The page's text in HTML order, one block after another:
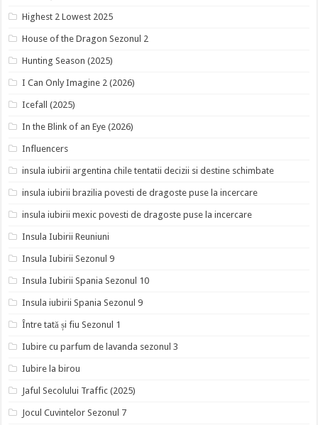
Highest 2 Lowest 2025
House of the Dragon Sezonul 2
Hunting Season (2025)
I Can Only Imagine 2 (2026)
Icefall (2025)
In the Blink of an Eye (2026)
Influencers
insula iubirii argentina chile tentatii decizii si destine schimbate
insula iubirii brazilia povesti de dragoste puse la incercare
insula iubirii mexic povesti de dragoste puse la incercare
Insula Iubirii Reuniuni
Insula Iubirii Sezonul 9
Insula Iubirii Spania Sezonul 10
Insula iubirii Spania Sezonul 9
Între tată și fiu Sezonul 1
Iubire cu parfum de lavanda sezonul 3
Iubire la birou
Jaful Secolului Traffic (2025)
Jocul Cuvintelor Sezonul 7